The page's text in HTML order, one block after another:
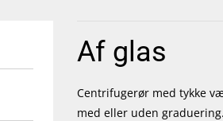
Af glas
Centrifugerør med tykke
med eller uden